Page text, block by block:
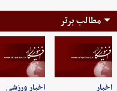
مطالب برتر
اخبار اخبار ورزشی